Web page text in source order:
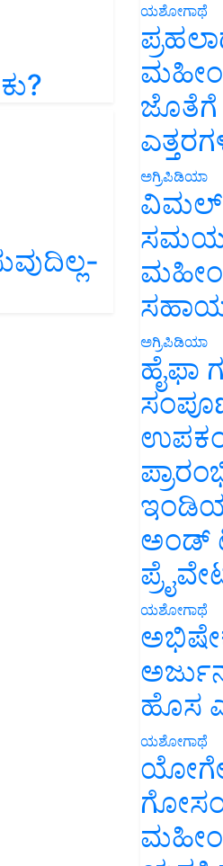
ಯಶೋಗಾಥೆ
ಅಗ್ರಿಪಿಡಿಯಾ
ವಿಮಲ್
ಅಗ್ರಿಪಿಡಿಯಾ
ಹೈಫಾ
ಅಂಡ್
ಯಶೋಗಾಥೆ
ಹೊಸ
ಯಶೋಗಾಥೆ